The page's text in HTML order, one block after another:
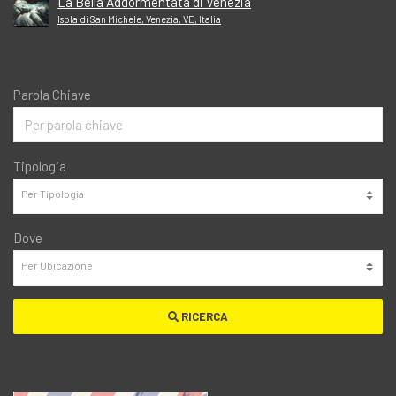
Isola di San Michele, Venezia, VE, Italia
Parola Chiave
Tipologia
Dove
RICERCA